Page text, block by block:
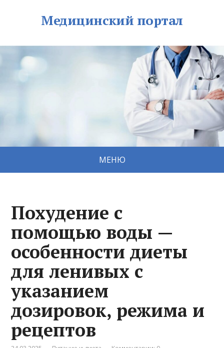
Медицинский портал
МЕНЮ
Похудение с
помощью воды —
особенности диеты
для ленивых с
указанием
дозировок, режима и
рецептов